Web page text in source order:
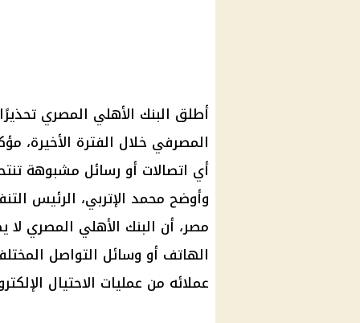
أطلق البنك الأهلي المصري
المصرفي خلال الفترة الأخيرة،
أي اتصالات أو رسائل مشبوهة
وأوضح محمد الإتربي، الرئيس
مصر، أن البنك الأهلي المصري لا
الهاتف أو وسائل التواصل
عملائه من عمليات الاحتيال